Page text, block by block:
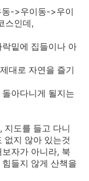
->우이동->우이
스인데,
밑에 집들이나 아
대로 자연을 즐기
아다니게 될지는
지도를 들고 다니
없지 않아 있는것
자가 아니라, 북
들지 않게 산책을